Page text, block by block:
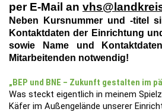
per E-Mail an
Neben Kursnummer und -titel
Kontaktdaten der Einrichtung
sowie Name und
Mitarbeitenden notwendig!
„BEP und BNE – Zukunft gestalten im
Was steckt eigentlich in meinem
Käfer im Außengelände unserer